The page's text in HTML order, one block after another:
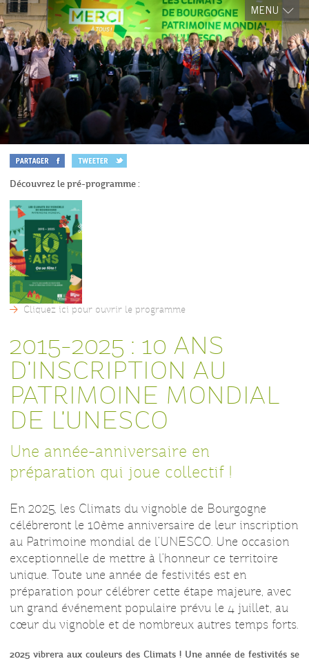
MENU
Découvrez le pré-programme :
Cliquez ici pour ouvrir le programme
2015-2025 : 10 ANS
D'INSCRIPTION AU
PATRIMOINE MONDIAL
DE L'UNESCO
Une année-anniversaire en
préparation qui joue collectif !
En 2025, les Climats du vignoble de Bourgogne
célébreront le 10ème anniversaire de leur inscription
au Patrimoine mondial de l'UNESCO. Une occasion
exceptionnelle de mettre à l'honneur ce territoire
unique. Toute une année de festivités est en
préparation pour célébrer cette étape majeure, avec
un grand événement populaire prévu le 4 juillet, au
cœur du vignoble et de nombreux autres temps forts.
2025 vibrera aux couleurs des Climats ! Une année de festivités se